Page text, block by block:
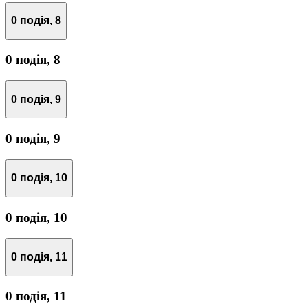
0 подія, 8
0 подія, 8
0 подія, 9
0 подія, 9
0 подія, 10
0 подія, 10
0 подія, 11
0 подія, 11